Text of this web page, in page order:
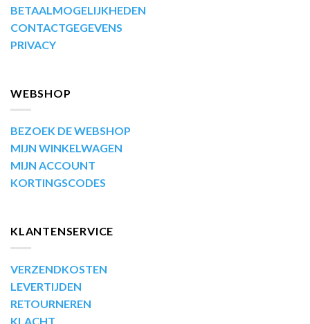
BETAALMOGELIJKHEDEN
CONTACTGEGEVENS
PRIVACY
WEBSHOP
BEZOEK DE WEBSHOP
MIJN WINKELWAGEN
MIJN ACCOUNT
KORTINGSCODES
KLANTENSERVICE
VERZENDKOSTEN
LEVERTIJDEN
RETOURNEREN
KLACHT